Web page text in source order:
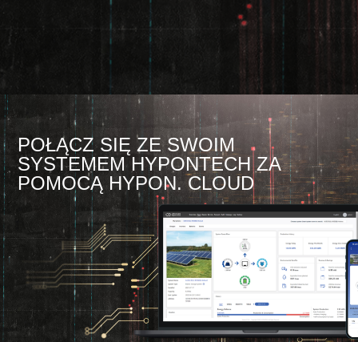
POŁĄCZ SIĘ ZE SWOIM
SYSTEMEM HYPONTECH ZA
POMOCĄ HYPON. CLOUD